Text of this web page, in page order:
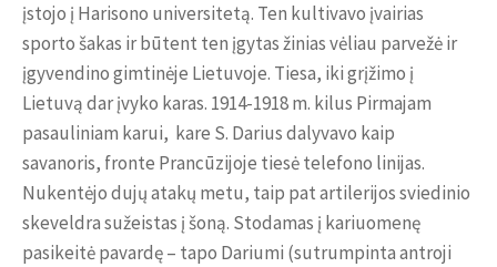
įstojo į Harisono universitetą. Ten kultivavo įvairias
sporto šakas ir būtent ten įgytas žinias vėliau parvežė ir
įgyvendino gimtinėje Lietuvoje. Tiesa, iki grįžimo į
Lietuvą dar įvyko karas. 1914-1918 m. kilus Pirmajam
pasauliniam karui, kare S. Darius dalyvavo kaip
savanoris, fronte Prancūzijoje tiesė telefono linijas.
Nukentėjo dujų atakų metu, taip pat artilerijos sviedinio
skeveldra sužeistas į šoną. Stodamas į kariuomenę
pasikeitė pavardę – tapo Dariumi (sutrumpinta antroji